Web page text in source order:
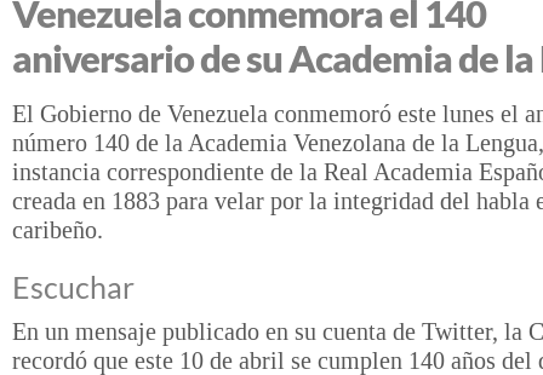
Venezuela conmemora el 140
aniversario de su Academia de la
El Gobierno de Venezuela conmemoró este lunes el
número 140 de la Academia Venezolana de la
instancia correspondiente de la Real Academia
creada en 1883 para velar por la integridad del habla
caribeño.
Escuchar
En un mensaje publicado en su cuenta de Twitter, la
recordó que este 10 de abril se cumplen 140 años del